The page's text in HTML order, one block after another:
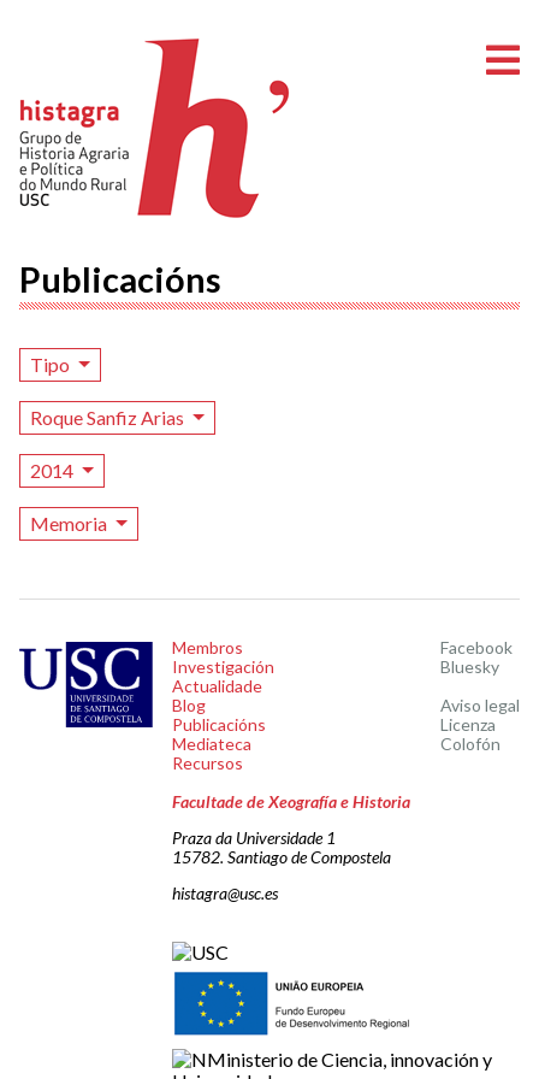
Publicacións
Tipo
Roque Sanfiz Arias
2014
Memoria
Membros
Investigación
Actualidade
Blog
Publicacións
Mediateca
Recursos
Facebook
Bluesky
Aviso legal
Licenza
Colofón
Facultade de Xeografía e Historia
Praza da Universidade 1
15782. Santiago de Compostela
histagra@usc.es